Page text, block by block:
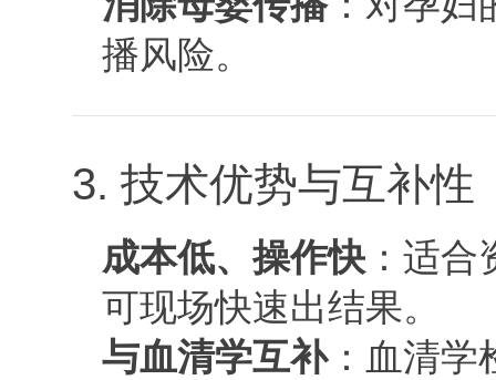
播风险。
3. 技术优势与互补性
成本低、操作快 ：适
可现场快速出结果。
与血清学互补：血清学